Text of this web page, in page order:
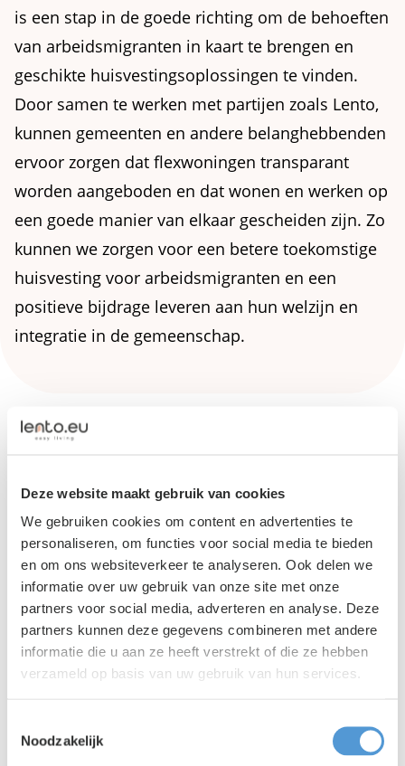
Deze website maakt gebruik van cookies
We gebruiken cookies om content en advertenties te
personaliseren, om functies voor social media te bieden
en om ons websiteverkeer te analyseren. Ook delen we
informatie over uw gebruik van onze site met onze
partners voor social media, adverteren en analyse. Deze
partners kunnen deze gegevens combineren met andere
informatie die u aan ze heeft verstrekt of die ze hebben
verzameld op basis van uw gebruik van hun services.
Noodzakelijk
is een stap in de goede richting om de behoeften
van arbeidsmigranten in kaart te brengen en
geschikte huisvestingsoplossingen te vinden.
Door samen te werken met partijen zoals Lento,
kunnen gemeenten en andere belanghebbenden
ervoor zorgen dat flexwoningen transparant
worden aangeboden en dat wonen en werken op
een goede manier van elkaar gescheiden zijn. Zo
kunnen we zorgen voor een betere toekomstige
huisvesting voor arbeidsmigranten en een
positieve bijdrage leveren aan hun welzijn en
integratie in de gemeenschap.
uitzendverbod in 2028?